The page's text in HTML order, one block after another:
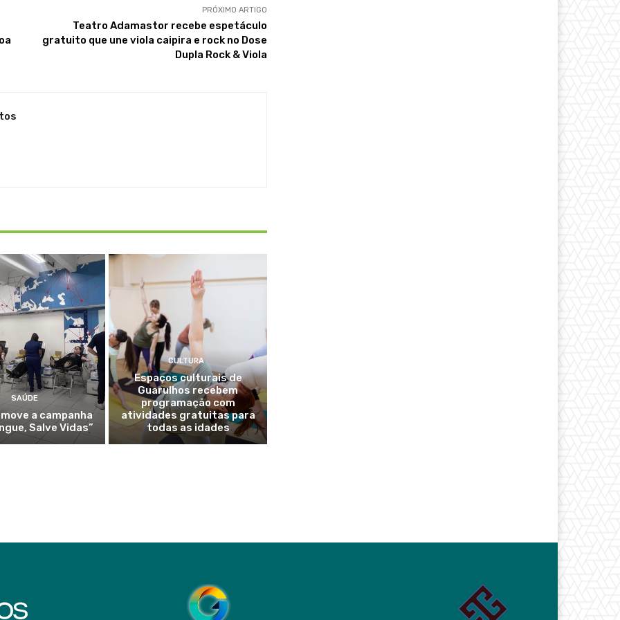
PRÓXIMO ARTIGO
Teatro Adamastor recebe espetáculo
gratuito que une viola caipira e rock no Dose
Dupla Rock & Viola
SAÚDE
a campanha
Salve Vidas”
CULTURA
Espaços culturais de
Guarulhos recebem
programação com
atividades gratuitas para
todas as idades